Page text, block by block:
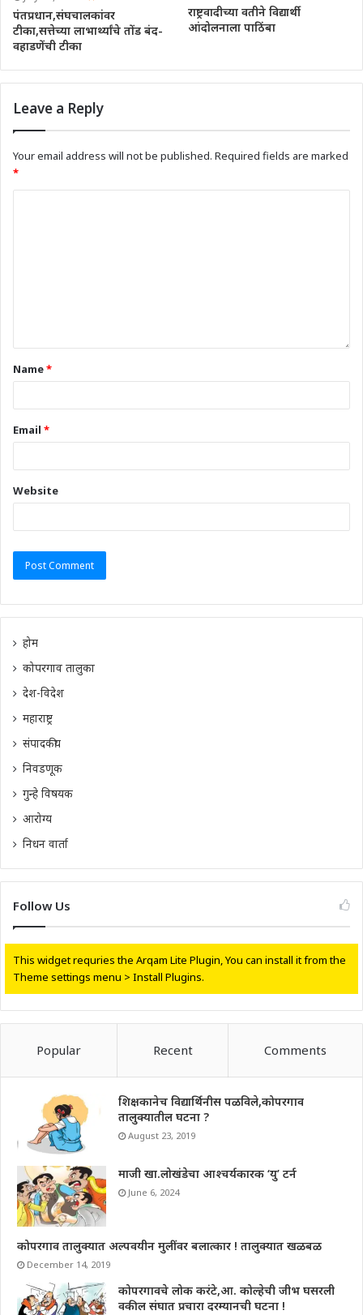
पंतप्रधान,संघचालकांवर
टीका,सत्तेच्या लाभार्थ्यांचे तोंड बंद-
वहाडणेंची टीका
राष्ट्रवादीच्या वतीने विद्यार्थी
आंदोलनाला पाठिंबा
Leave a Reply
Your email address will not be published. Required fields are marked
*
Name*
Email *
Website
होम
कोपरगाव तालुका
देश-विदेश
महाराष्ट्र
संपादकीय
निवडणूक
गुन्हे विषयक
आरोग्य
निधन वार्ता
Follow Us
This widget requries the Arqam Lite Plugin, You can install it from the
Theme settings menu > Install Plugins.
Popular Recent Comments
शिक्षकानेच विद्यार्थिनीस पळविले,कोपरगाव
तालुक्यातील घटना ?
August 23, 2019
माजी खा.लोखंडेचा आश्चर्यकारक ‘यु’ टर्न
June 6, 2024
कोपरगाव तालुक्यात अल्पवयीन मुलींवर बलात्कार ! तालुक्यात खळबळ
December 14, 2019
कोपरगावचे लोक करंटे,आ. कोल्हेची जीभ घसरली
वकील संघात प्रचारा दरम्यानची घटना !